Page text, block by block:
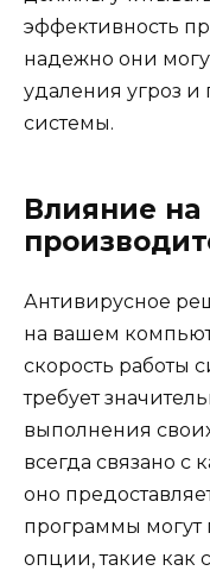
эффективность
надежно они
удаления угроз
системы.
Влияние на
Антивирусное
на вашем
скорость работы
требует
выполнения
всегда связано с
оно
программы могут
опции, такие как